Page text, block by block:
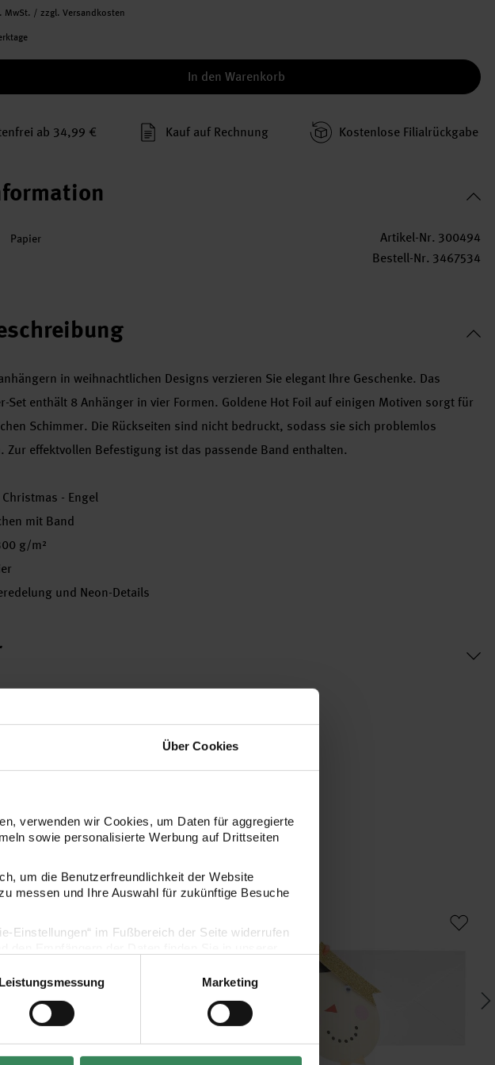
Über Cookies
verwenden wir Cookies, um Daten für aggregierte
sowie personalisierte Werbung auf Drittseiten
um die Benutzerfreundlichkeit der Website
messen und Ihre Auswahl für zukünftige Besuche
Einstellungen“ im Fußbereich der Seite widerrufen
Leistungsmessung Marketing
MwSt. / zzgl. Versandkosten
In den Warenkorb
ab 34,99 € Kauf auf Rechnung Kosten­lose Filial­rückgabe
Papier Artikel-Nr. 300494
Bestell-Nr. 3467534
in weihnachtlichen Designs verzieren Sie elegant Ihre Geschenke. Das
Set enthält 8 Anhänger in vier Formen. Goldene Hot Foil auf einigen Motiven sorgt für
Schimmer. Die Rückseiten sind nicht bedruckt, sodass sie sich problemlos
Zur effektvollen Befestigung ist das passende Band enthalten.
- Engel
mit Band
g/m²
und Neon-Details